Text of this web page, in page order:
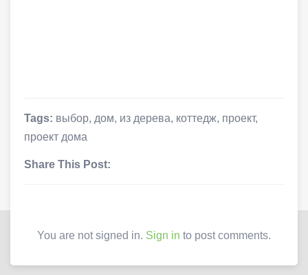
Tags: выбор, дом, из дерева, коттедж, проект,
проект дома
Share This Post:
You are not signed in. Sign in to post comments.